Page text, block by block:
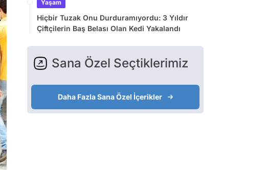
Yaşam
Hiçbir Tuzak Onu Durduramıyordu: 3 Yıldır
Çiftçilerin Baş Belası Olan Kedi Yakalandı
Sana Özel Seçtiklerimiz
Daha Fazla Sana Özel İçerikler